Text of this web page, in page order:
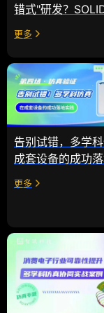
错式"研发？
更多
告别试错，多学
成套设备的成功
更多